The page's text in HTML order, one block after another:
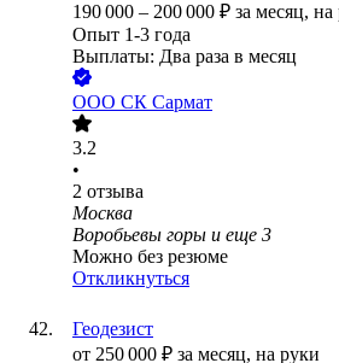
190 000 – 200 000 ₽ за месяц, на
Опыт 1-3 года
Выплаты: Два раза в месяц
ООО СК Сармат
3.2
•
2 отзыва
Москва
Воробьевы горы и еще 3
Можно без резюме
Откликнуться
Геодезист
от 250 000 ₽ за месяц, на руки